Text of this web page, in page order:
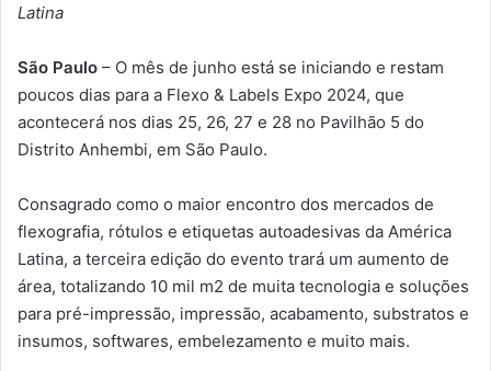
Latina
São Paulo – O mês de junho está se iniciando e restam
poucos dias para a Flexo & Labels Expo 2024, que
acontecerá nos dias 25, 26, 27 e 28 no Pavilhão 5 do
Distrito Anhembi, em São Paulo.
Consagrado como o maior encontro dos mercados de
flexografia, rótulos e etiquetas autoadesivas da América
Latina, a terceira edição do evento trará um aumento de
área, totalizando 10 mil m2 de muita tecnologia e soluções
para pré-impressão, impressão, acabamento, substratos e
insumos, softwares, embelezamento e muito mais.